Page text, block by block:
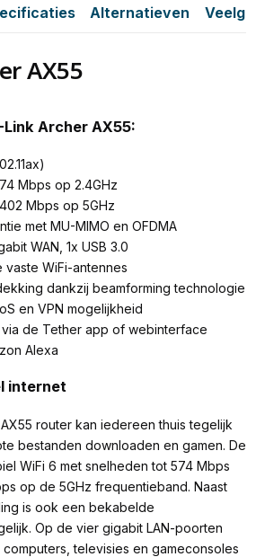
Alternatieven
AX55
Archer AX55:
Mbps op 2.4GHz
Mbps op 5GHz
met MU-MIMO en OFDMA
WAN, 1x USB 3.0
WiFi-antennes
dankzij beamforming technologie
en VPN mogelijkheid
de Tether app of webinterface
Alexa
internet
router kan iedereen thuis tegelijk
bestanden downloaden en gamen. De
WiFi 6 met snelheden tot 574 Mbps
op de 5GHz frequentieband. Naast
is ook een bekabelde
Op de vier gigabit LAN-poorten
televisies en gameconsoles